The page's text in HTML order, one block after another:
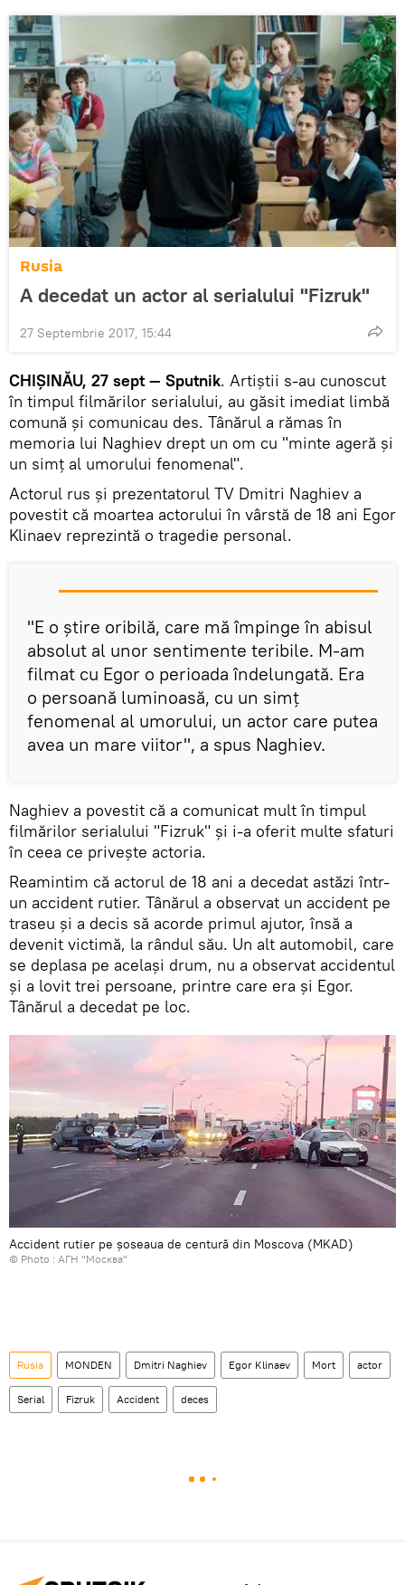
Rusia
A decedat un actor al serialului "Fizruk"
27 Septembrie 2017, 15:44
CHIȘINĂU, 27 sept — Sputnik. Artiștii s-au cunoscut
în timpul filmărilor serialului, au găsit imediat limbă
comună și comunicau des. Tânărul a rămas în
memoria lui Naghiev drept un om cu "minte ageră și
un simț al umorului fenomenal".
Actorul rus și prezentatorul TV Dmitri Naghiev a
povestit că moartea actorului în vârstă de 18 ani Egor
Klinaev reprezintă o tragedie personal.
"E o știre oribilă, care mă împinge în abisul
absolut al unor sentimente teribile. M-am
filmat cu Egor o perioada îndelungată. Era
o persoană luminoasă, cu un simț
fenomenal al umorului, un actor care putea
avea un mare viitor", a spus Naghiev.
Naghiev a povestit că a comunicat mult în timpul
filmărilor serialului "Fizruk" și i-a oferit multe sfaturi
în ceea ce privește actoria.
Reamintim că actorul de 18 ani a decedat astăzi într-
un accident rutier. Tânărul a observat un accident pe
traseu și a decis să acorde primul ajutor, însă a
devenit victimă, la rândul său. Un alt automobil, care
se deplasa pe același drum, nu a observat accidentul
și a lovit trei persoane, printre care era și Egor.
Tânărul a decedat pe loc.
Accident rutier pe șoseaua de centură din Moscova (MKAD)
© Photo : АГН "Москва"
Rusia MONDEN Dmitri Naghiev Egor Klinaev Mort actor
Serial Fizruk Accident deces